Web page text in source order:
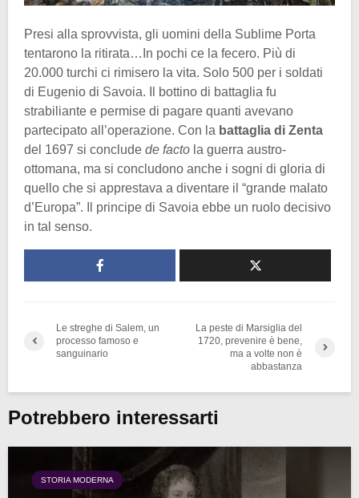
Presi alla sprovvista, gli uomini della Sublime Porta
tentarono la ritirata…In pochi ce la fecero. Più di
20.000 turchi ci rimisero la vita. Solo 500 per i soldati
di Eugenio di Savoia. Il bottino di battaglia fu
strabiliante e permise di pagare quanti avevano
partecipato all’operazione. Con la battaglia di Zenta
del 1697 si conclude de facto la guerra austro-
ottomana, ma si concludono anche i sogni di gloria di
quello che si apprestava a diventare il “grande malato
d’Europa”. Il principe di Savoia ebbe un ruolo decisivo
in tal senso.
Le streghe di Salem, un
processo famoso e
sanguinario
La peste di Marsiglia del
1720, prevenire è bene,
ma a volte non è
abbastanza
Potrebbero interessarti
STORIA MODERNA